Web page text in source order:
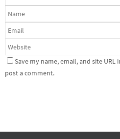
Save my name, email, and site
post a comment.